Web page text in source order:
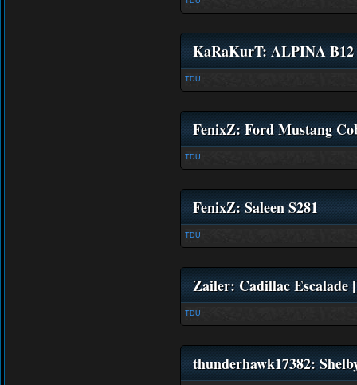
KaRaKurT: ALPINA B12
TDU
FenixZ: Ford Mustang
TDU
FenixZ: Saleen S281
TDU
Zailer: Cadillac Escalade
TDU
thunderhawk17382: